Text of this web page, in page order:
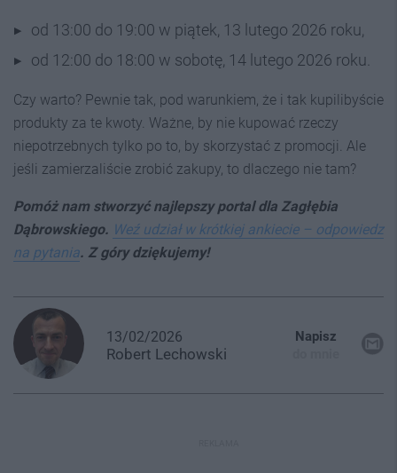
od 13:00 do 19:00 w piątek, 13 lutego 2026 roku,
od 12:00 do 18:00 w sobotę, 14 lutego 2026 roku.
Czy warto? Pewnie tak, pod warunkiem, że i tak kupilibyście
produkty za te kwoty. Ważne, by nie kupować rzeczy
niepotrzebnych tylko po to, by skorzystać z promocji. Ale
jeśli zamierzaliście zrobić zakupy, to dlaczego nie tam?
Pomóż nam stworzyć najlepszy portal dla Zagłębia
Dąbrowskiego. Weź udział w krótkiej ankiecie – odpowiedz
na pytania. Z góry dziękujemy!
13/02/2026
Robert Lechowski
Napisz